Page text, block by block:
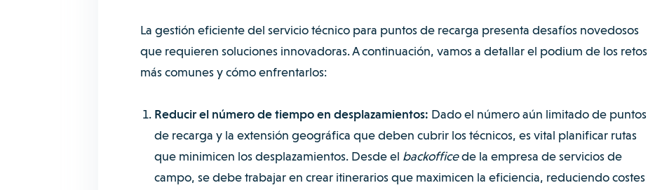
La gestión eficiente del servicio técnico para puntos de recarga presenta desafíos novedosos
que requieren soluciones innovadoras. A continuación, vamos a detallar el podium de los retos
más comunes y cómo enfrentarlos:
Reducir el número de tiempo en desplazamientos: Dado el número aún limitado de puntos
de recarga y la extensión geográfica que deben cubrir los técnicos, es vital planificar rutas
que minimicen los desplazamientos. Desde el backofficede la empresa de servicios de
campo, se debe trabajar en crear itinerarios que maximicen la eficiencia, reduciendo costes